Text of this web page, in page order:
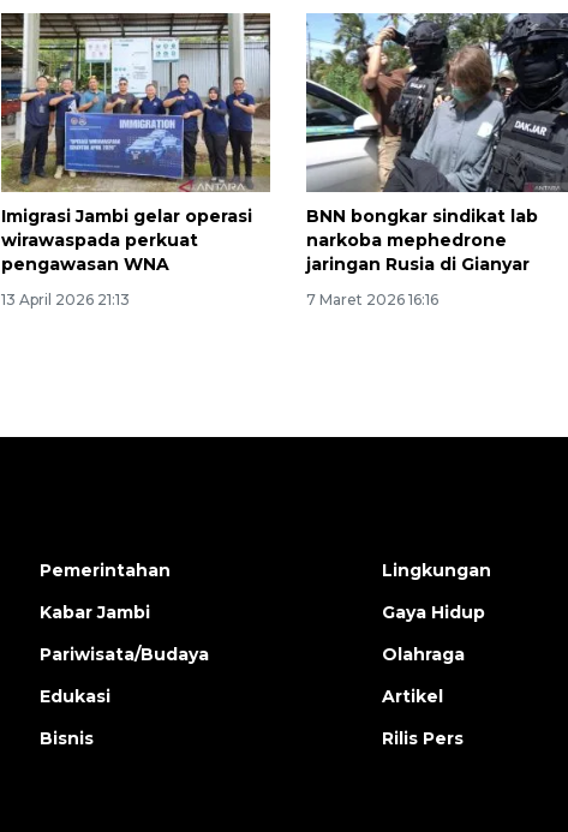
Imigrasi Jambi gelar operasi
wirawaspada perkuat
pengawasan WNA
13 April 2026 21:13
BNN bongkar sindikat lab
narkoba mephedrone
jaringan Rusia di Gianyar
7 Maret 2026 16:16
Ekonomi triwulan II-2026
tumbuh 5,29 persen
2026-08-06 18:45:00
Pemerintahan
Kabar Jambi
Pariwisata/Budaya
Edukasi
Bisnis
Lingkungan
Gaya Hidup
Olahraga
Artikel
Rilis Pers